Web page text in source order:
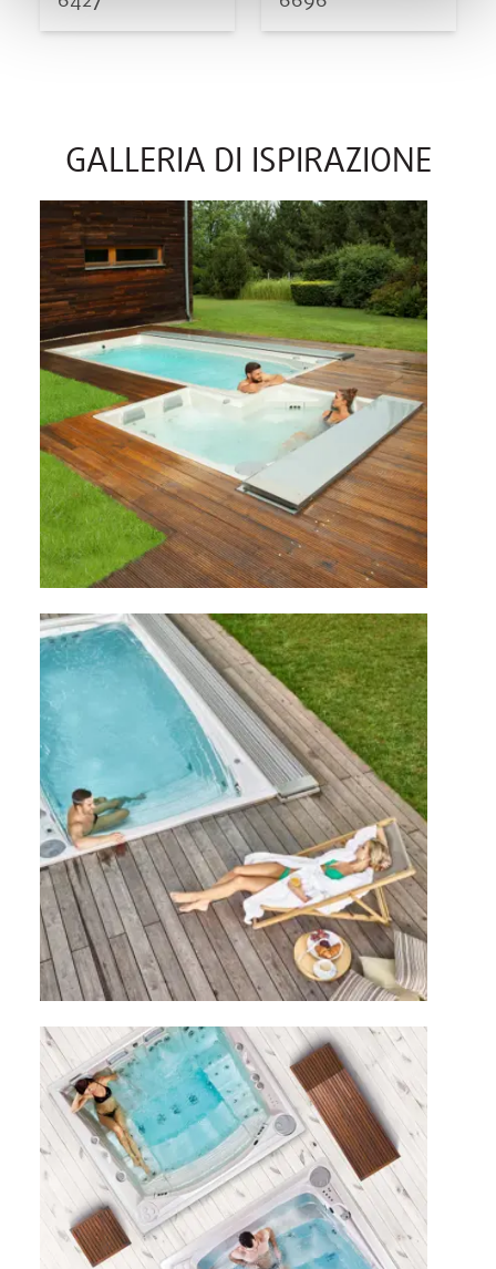
GALLERIA DI ISPIRAZIONE